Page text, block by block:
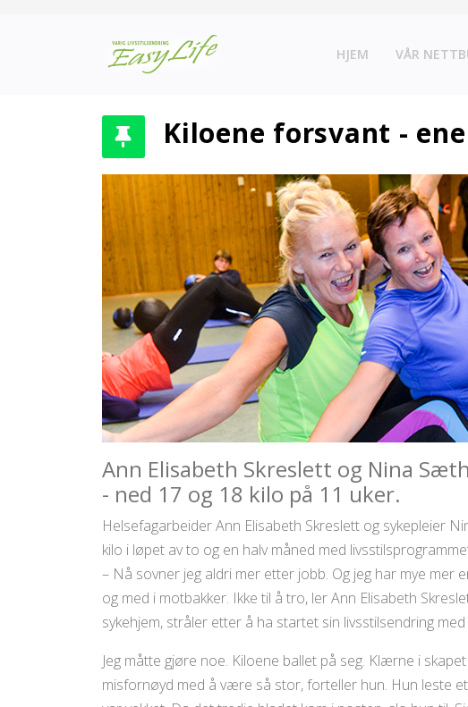
HJEM VÅR
Kiloene forsvant -
Ann Elisabeth Skreslett og Nina
- ned 17 og 18 kilo på 11 uker.
Helsefagarbeider Ann Elisabeth Skreslett og sykepleier
kilo i løpet av to og en halv måned med
– Nå sovner jeg aldri mer etter jobb. Og jeg har mye mer
og med i motbakker. Ikke til å tro, ler Ann Elisabeth
sykehjem, stråler etter å ha startet sin livsstilsendring med
Jeg måtte gjøre noe. Kiloene ballet på seg. Klærne i
misfornøyd med å være så stor, forteller hun. Hun leste